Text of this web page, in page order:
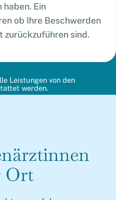
Ein
ob Ihre Beschwerden
zurückzuführen sind.
Leistungen von den
werden.
Ort